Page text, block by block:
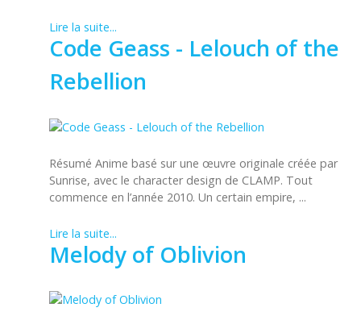
Lire la suite...
Code Geass - Lelouch of the
Rebellion
Résumé Anime basé sur une œuvre originale créée par
Sunrise, avec le character design de CLAMP. Tout
commence en l’année 2010. Un certain empire, ...
Lire la suite...
Melody of Oblivion